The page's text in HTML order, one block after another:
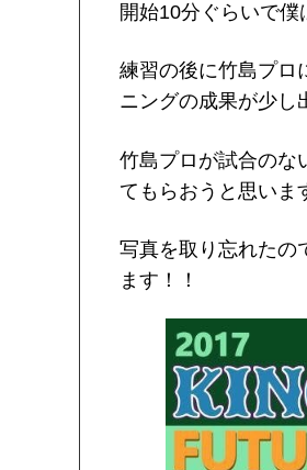
開始10分ぐらいで
練習の後に竹島プロ
ニングの成果が少し
竹島プロが試合のな
てもらおうと思いま
写真を取り忘れたの
ます！！